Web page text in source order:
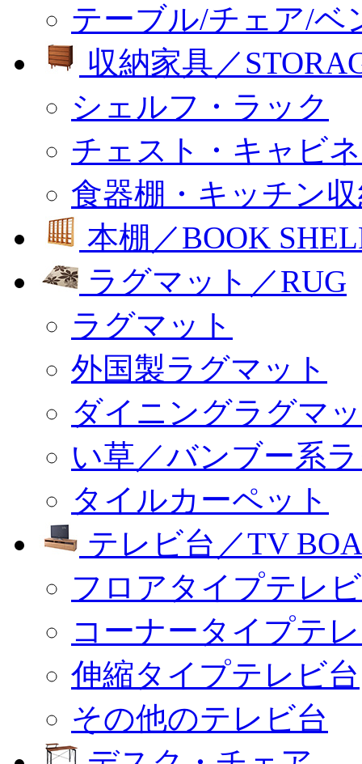
テーブル/チェア/ベ
収納家具／
シェルフ・ラック
チェスト・キャビ
食器棚・キッチン
本棚／BOOK
ラグマット／RUG
ラグマット
外国製ラグマット
ダイニングラグマ
い草／バンブー系
タイルカーペット
テレビ台／TV
フロアタイプテレ
コーナータイプテ
伸縮タイプテレビ台
その他のテレビ台